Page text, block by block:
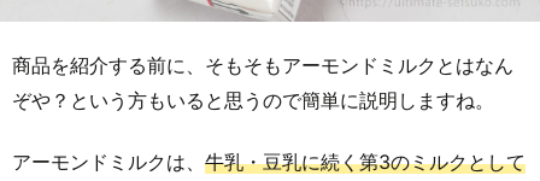
商品を紹介する前に、そもそもアーモンドミルクとはなん
ぞや？という方もいると思うので簡単に説明しますね。
アーモンドミルクは、 牛乳・豆乳に続く第3のミルクとして